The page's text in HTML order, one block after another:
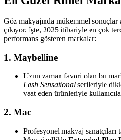
Göz makyajında mükemmel
çıkıyor. İşte, 2025 itibariyle en çok
performans gösteren markalar:
1. Maybelline
Uzun zaman favori olan bu
Lash Sensational serileriyle
vaat eden ürünleriyle
2. Mac
Profesyonel makyaj sanatçıları